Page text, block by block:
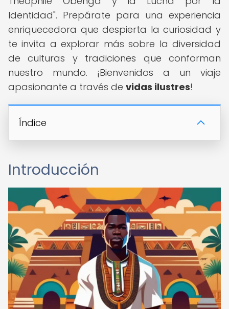
Identidad". Prepárate para una experiencia
enriquecedora que despierta la curiosidad y
te invita a explorar más sobre la diversidad
de culturas y tradiciones que conforman
nuestro mundo. ¡Bienvenidos a un viaje
apasionante a través de vidas ilustres!
Índice
Introducción